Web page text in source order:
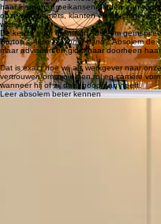
Naast een doorgedreven kennis en
geen geheimen meer voor het team.
Vandaag
Horizon blijven verleggen
Absolem blijft focussen op het verleggen
complexer, hoogtechnologischer en
haar klanten, groeikansen bieden aan
onze werknemers, klanten én de omgeving.
wist je dat...
De keuze voor de naam Absolem
Burton'sAlice in Wonderland? Absolem de
maar adviseert en gidst haar doorheen